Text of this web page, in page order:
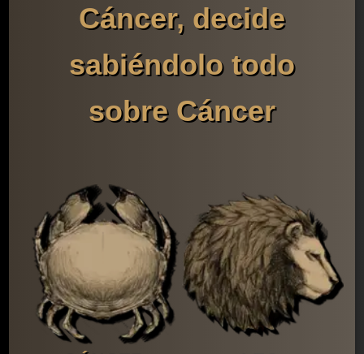
Cáncer, decide
sabiéndolo todo
sobre Cáncer